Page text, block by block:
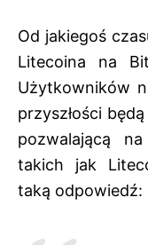
Od jakiegoś
Litecoina na
Użytkowników
przyszłości
pozwalającą
takich jak
taką odpowiedź: